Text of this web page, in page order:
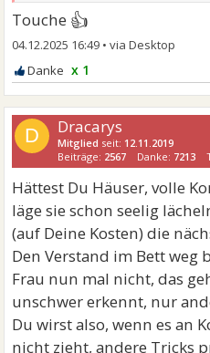
Touche 👍
04.12.2025 16:49 •
x 1
D Dracarys
Mitglied seit: 12.11.2019
Beiträge: 2567 Danke: 7213
Hättest Du Häuser, volle
läge sie schon seelig
(auf Deine Kosten) die
Den Verstand im Bett weg
Frau nun mal nicht, das
unschwer erkennt, nur
Du wirst also, wenn es an
nicht zieht, andere Tricks